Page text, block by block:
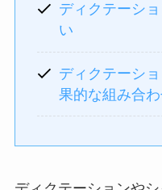
ディクテーシ
い
ディクテーシ
果的な組み合